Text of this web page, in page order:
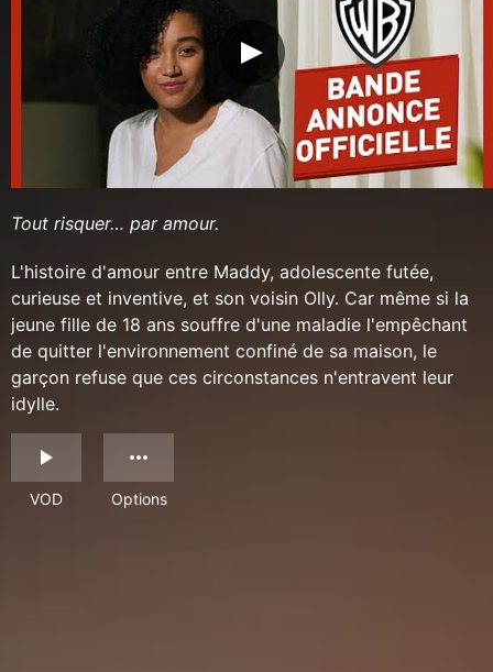
Tout risquer… par amour.
L'histoire d'amour entre Maddy, adolescente futée,
curieuse et inventive, et son voisin Olly. Car même si la
jeune fille de 18 ans souffre d'une maladie l'empêchant
de quitter l'environnement confiné de sa maison, le
garçon refuse que ces circonstances n'entravent leur
idylle.
VOD Options